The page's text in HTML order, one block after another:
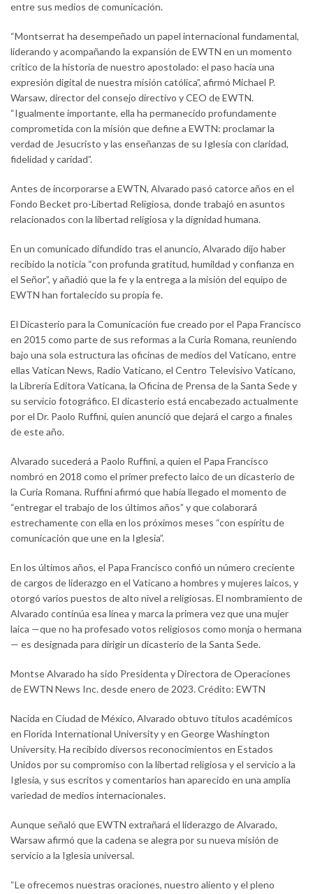
entre sus medios de comunicación.
“Montserrat ha desempeñado un papel internacional fundamental,
liderando y acompañando la expansión de EWTN en un momento
crítico de la historia de nuestro apostolado: el paso hacia una
expresión digital de nuestra misión católica”, afirmó Michael P.
Warsaw, director del consejo directivo y CEO de EWTN.
“Igualmente importante, ella ha permanecido profundamente
comprometida con la misión que define a EWTN: proclamar la
verdad de Jesucristo y las enseñanzas de su Iglesia con claridad,
fidelidad y caridad”.
Antes de incorporarse a EWTN, Alvarado pasó catorce años en el
Fondo Becket pro-Libertad Religiosa, donde trabajó en asuntos
relacionados con la libertad religiosa y la dignidad humana.
En un comunicado difundido tras el anuncio, Alvarado dijo haber
recibido la noticia “con profunda gratitud, humildad y confianza en
el Señor”, y añadió que la fe y la entrega a la misión del equipo de
EWTN han fortalecido su propia fe.
El Dicasterio para la Comunicación fue creado por el Papa Francisco
en 2015 como parte de sus reformas a la Curia Romana, reuniendo
bajo una sola estructura las oficinas de medios del Vaticano, entre
ellas Vatican News, Radio Vaticano, el Centro Televisivo Vaticano,
la Librería Editora Vaticana, la Oficina de Prensa de la Santa Sede y
su servicio fotográfico. El dicasterio está encabezado actualmente
por el Dr. Paolo Ruffini, quien anunció que dejará el cargo a finales
de este año.
Alvarado sucederá a Paolo Ruffini, a quien el Papa Francisco
nombró en 2018 como el primer prefecto laico de un dicasterio de
la Curia Romana. Ruffini afirmó que había llegado el momento de
“entregar el trabajo de los últimos años” y que colaborará
estrechamente con ella en los próximos meses “con espíritu de
comunicación que une en la Iglesia”.
En los últimos años, el Papa Francisco confió un número creciente
de cargos de liderazgo en el Vaticano a hombres y mujeres laicos, y
otorgó varios puestos de alto nivel a religiosas. El nombramiento de
Alvarado continúa esa línea y marca la primera vez que una mujer
laica —que no ha profesado votos religiosos como monja o hermana
— es designada para dirigir un dicasterio de la Santa Sede.
Montse Alvarado ha sido Presidenta y Directora de Operaciones
de EWTN News Inc. desde enero de 2023. Crédito: EWTN
Nacida en Ciudad de México, Alvarado obtuvo títulos académicos
en Florida International University y en George Washington
University. Ha recibido diversos reconocimientos en Estados
Unidos por su compromiso con la libertad religiosa y el servicio a la
Iglesia, y sus escritos y comentarios han aparecido en una amplia
variedad de medios internacionales.
Aunque señaló que EWTN extrañará el liderazgo de Alvarado,
Warsaw afirmó que la cadena se alegra por su nueva misión de
servicio a la Iglesia universal.
“Le ofrecemos nuestras oraciones, nuestro aliento y el pleno